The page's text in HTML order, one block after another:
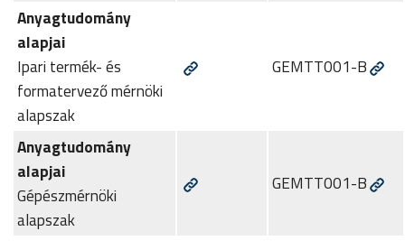
Anyagtudomány
alapjai
Ipari termék- és
formatervező mérnöki
alapszak
GEMTT001-B
Anyagtudomány
alapjai
Gépészmérnöki
alapszak
GEMTT001-B